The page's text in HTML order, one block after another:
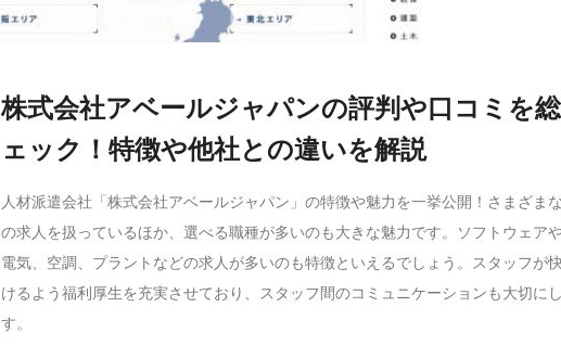
株式会社アベールジャパンの評判や口コミを
ェック！特徴や他社との違いを解説
人材派遣会社「株式会社アベールジャパン」の特徴や魅力を一挙公開！さまざま
の求人を扱っているほか、選べる職種が多いのも大きな魅力です。ソフトウェア
電気、空調、プラントなどの求人が多いのも特徴といえるでしょう。スタッフが
けるよう福利厚生を充実させており、スタッフ間のコミュニケーションも大切に
す。